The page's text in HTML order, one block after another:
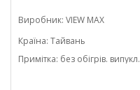
Виробник: VIEW MAX
Країна: Тайвань
Примітка: без обігрів. випукл.